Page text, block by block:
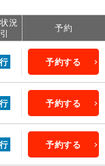
況
予約
予約する
予約する
予約する